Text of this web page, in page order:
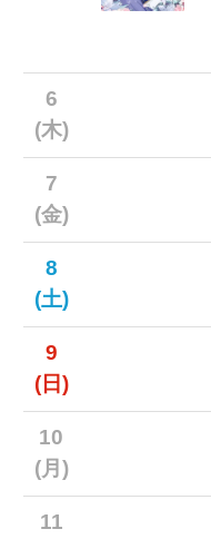
6
(木)
7
(金)
8
(土)
9
(日)
10
(月)
11